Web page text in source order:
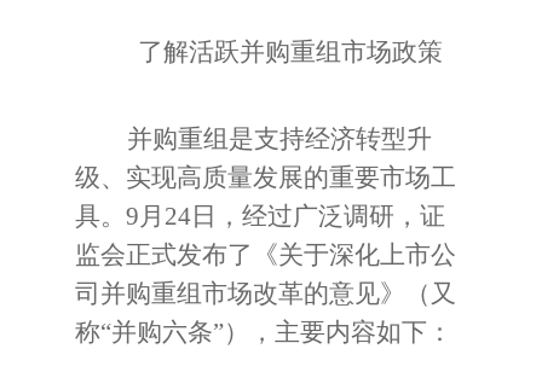
了解活跃并购重组市场政策
并购重组是支持经济转型升
级、实现高质量发展的重要市场工
具。9月 24日，经过广泛调研，证
监会正式发布了《关于深化上市公
司并购重组市场改革的意见》（又
称“并购六条”），主要内容如下：